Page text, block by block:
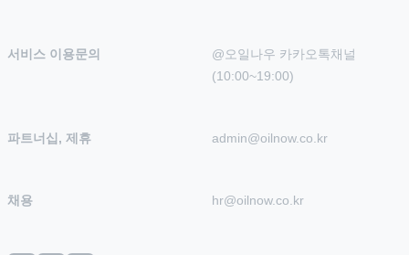
서비스 이용문의
@오일나우 카카오톡채널
(10:00~19:00)
파트너십, 제휴 admin@oilnow.co.kr
채용 hr@oilnow.co.kr